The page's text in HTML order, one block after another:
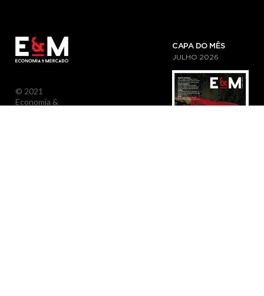
© 2021
Economia &
CAPA DO MÊS
JULHO 2026